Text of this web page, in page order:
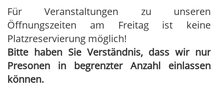
Für Veranstaltungen zu unseren
Öffnungszeiten am Freitag ist keine
Platzreservierung möglich!
Bitte haben Sie Verständnis, dass wir nur
Presonen in begrenzter Anzahl einlassen
können.